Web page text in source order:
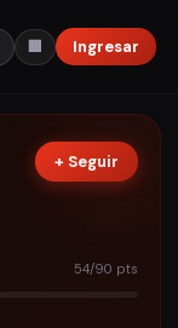
🏢 Ingresar
+ Seguir
54/90 pts